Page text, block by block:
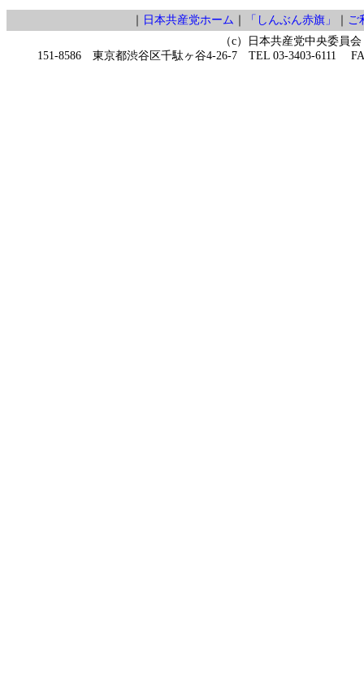
日本共産党ホーム 「しんぶん赤旗」
ご
（c）日本共産党中央委員会
151-8586 東京都渋谷区千駄ヶ谷4-26-7 TEL 03-3403-6111